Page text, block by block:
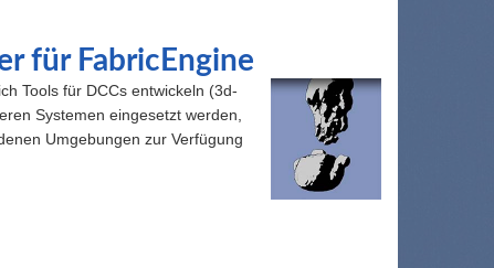
für FabricEngine
Tools für DCCs entwickeln (3d-
Systemen eingesetzt werden,
Umgebungen zur Verfügung